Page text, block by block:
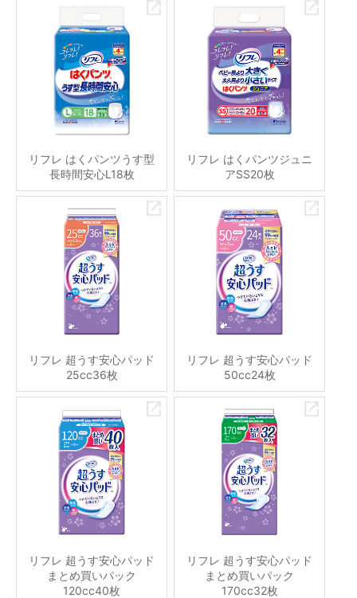
リフレ はくパンツうす型
長時間安心L18枚
リフレ はくパンツジュニ
アSS20枚
リフレ 超うす安心パッド
25cc36枚
リフレ 超うす安心パッド
50cc24枚
リフレ 超うす安心パッド
まとめ買いパック
120cc40枚
リフレ 超うす安心パッド
まとめ買いパック
170cc32枚